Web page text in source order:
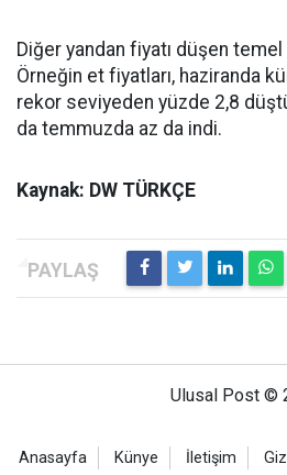
Diğer yandan fiyatı düşen
Örneğin et fiyatları, haziranda
rekor seviyeden yüzde 2,8
da temmuzda az da indi.
Kaynak: DW TÜRKÇE
Ulusal Post ©
Anasayfa Künye İletişim